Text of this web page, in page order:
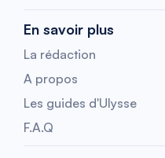
En savoir plus
La rédaction
A propos
Les guides d'Ulysse
F.A.Q